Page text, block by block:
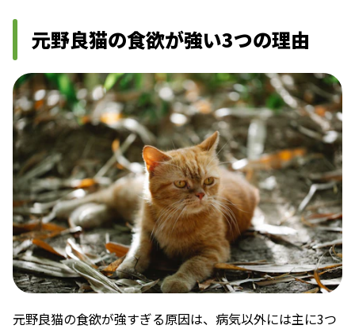
元野良猫の食欲が強い3つの理由
元野良猫の食欲が強すぎる原因は、病気以外には主に3つ